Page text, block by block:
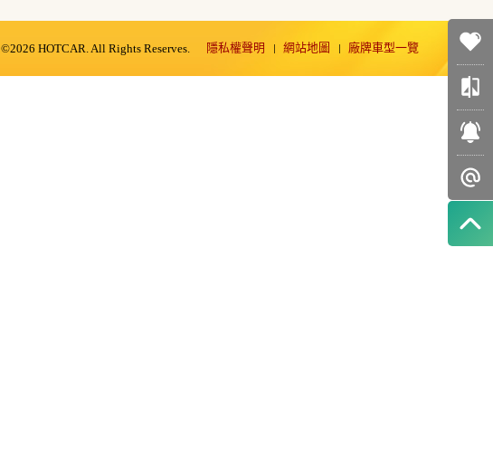
我的
收藏
車輛
比較
訂閱
好車
智能
推播
©2026 HOTCAR. All Rights Reserves. 隱私權聲明 網站地圖 廠牌車型一覽